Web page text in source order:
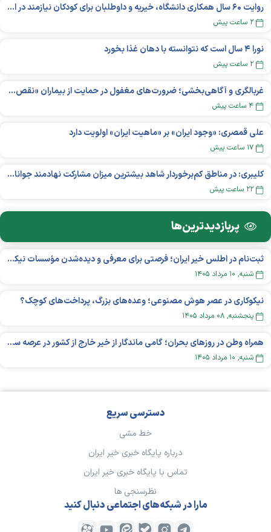
روایت ۶۰ سال همکاری دانشگاه، خیریه و داوطلبان برای کودکان نیازمند در استرالیا
۲ ساعت پیش
نورا ۴ سال است که نتوانسته با دهان غذا بخورد
۲ ساعت پیش
غربالگری و آگاهی‌بخشی؛ ضرورت‌های مغفول در حمایت از بیماران «نقص ایمنی اولیه»
۴ ساعت پیش
علی قمصری: «وجود ایران» بر «ماهیت ایران» اولویت دارد
۱۷ ساعت پیش
کلیبری: در مناطق کم‌برخوردار شاهد بیشترین میزان مشارکت نهادمند جوانان هستیم
۲۲ ساعت پیش
پربازدید‌ترین‌ها
ثبت‌نام در اطلس خیر ایران؛ فرصتی برای معرفی و دیده‌شدن مؤسسات نیکوکاری
شنبه, ۱۰ مرداد ۱۴۰۵
نیکوکاری در عصر هوش مصنوعی؛ وعده‌های بزرگ، پرداخت‌های کوچک؟
پنجشنبه, ۰۸ مرداد ۱۴۰۵
همراه وطن در روزهای بحران؛ گامی ماندگار از خیر خارج از کشور در عرصه سلامت
شنبه, ۱۰ مرداد ۱۴۰۵
دسترسی سریع
خط مشی
درباره پایگاه خبری خیر ایران
تماس با پایگاه خبری خیر ایران
نظرسنجی ها
مارا در شبکه‌های اجتماعی دنبال کنید